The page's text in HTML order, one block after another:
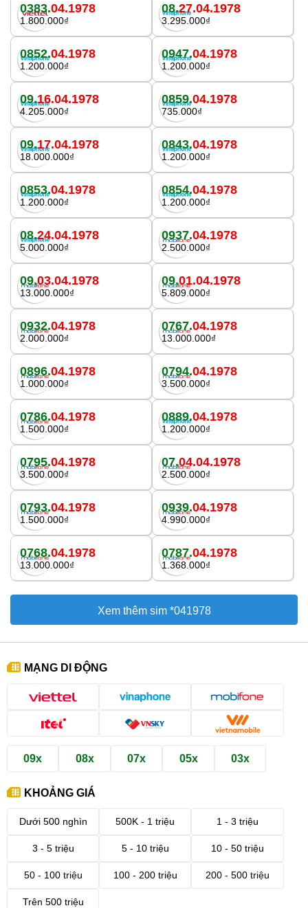
0383.04.1978
1.800.000₫
08.27.04.1978
3.295.000₫
0852.04.1978
1.200.000₫
0947.04.1978
1.200.000₫
09.16.04.1978
4.205.000₫
0859.04.1978
735.000₫
09.17.04.1978
18.000.000₫
0843.04.1978
1.200.000₫
0853.04.1978
1.200.000₫
0854.04.1978
1.200.000₫
08.24.04.1978
5.000.000₫
0937.04.1978
2.500.000₫
09.03.04.1978
13.000.000₫
09.01.04.1978
5.809.000₫
0932.04.1978
2.000.000₫
0767.04.1978
13.000.000₫
0896.04.1978
1.000.000₫
0794.04.1978
3.500.000₫
0786.04.1978
1.500.000₫
0889.04.1978
1.200.000₫
0795.04.1978
3.500.000₫
07.04.04.1978
2.500.000₫
0793.04.1978
1.500.000₫
0939.04.1978
4.990.000₫
0768.04.1978
13.000.000₫
0787.04.1978
1.368.000₫
Xem thêm sim *041978
MẠNG DI ĐỘNG
09x 08x 07x 05x 03x
KHOẢNG GIÁ
Dưới 500 nghìn 500K - 1 triệu 1 - 3 triệu
3 - 5 triệu 5 - 10 triệu 10 - 50 triệu
50 - 100 triệu 100 - 200 triệu 200 - 500 triệu
Trên 500 triệu